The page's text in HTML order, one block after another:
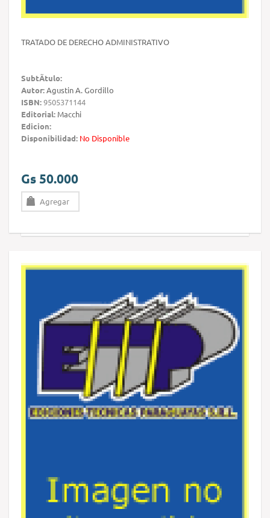
TRATADO DE DERECHO ADMINISTRATIVO
SubtÃ­tulo:
Autor:Agustin A. Gordillo
ISBN:9505371144
Editorial: Macchi
Edicion:
Disponibilidad: No Disponible
Gs 50.000
Agregar